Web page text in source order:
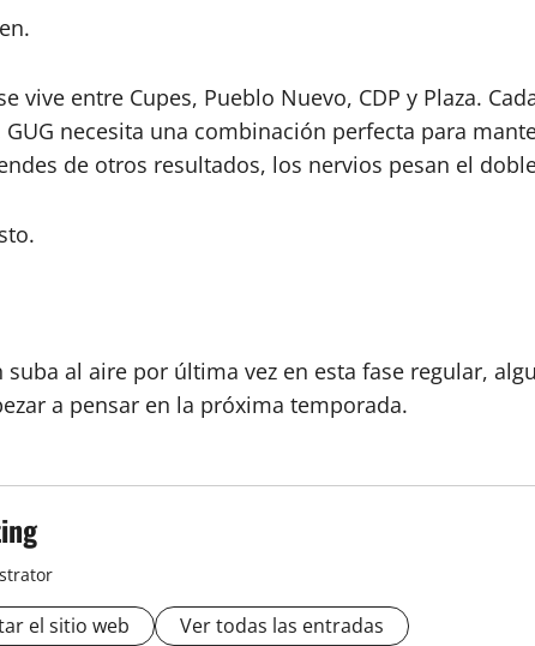
vive entre Cupes, Pueblo Nuevo, CDP y Plaza.
necesita una combinación perfecta para
de otros resultados, los nervios pesan el
al aire por última vez en esta fase regular,
a pensar en la próxima temporada.
el sitio web Ver todas las entradas